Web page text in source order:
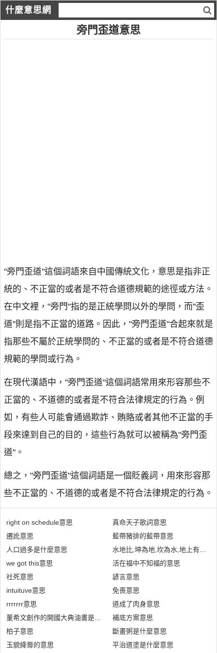
什麼意思網
旁門歪道意思
"旁門歪道"這個詞語來自中國傳統文化，意思是指非正
統的、不正當的或者是不符合道德規範的途徑或方法。
在中文裡，"旁門"指的是正統學問以外的學問，而"歪
道"則是指不正當的道路。因此，"旁門歪道"合起來就是
指那些不屬於正統學問的、不正當的或者是不符合道德
規範的學問或行為。
在現代漢語中，"旁門歪道"這個詞語常用來形容那些不
正當的、不道德的或者是不符合法律規定的行為。例
如，有些人可能會通過欺詐、賄賂或者其他不正當的手
段來達到自己的目的，這些行為就可以被稱為"旁門歪
道"。
總之，"旁門歪道"這個詞語是一個貶義詞，用來形容那
些不正當的、不道德的或者是不符合法律規定的行為。
right on schedule意思
遷訛意思
人口過多是什麼意思
we got this意思
社死意思
intuituve意思
rrrrrrr意思
董希文創作的開國大典油畫是什麼意思
柏子意思
玉貌絳脣的意思
真命天子歌詞意思
藍帶豬排的藍帶意思
水地比,坤為地,坎為水,地上有水是
活在福中不知福的意思
諺言意思
免喪意思
道成了肉身意思
補底方案意思
斷畫粥是什麼意思
平治道塗是什麼意思